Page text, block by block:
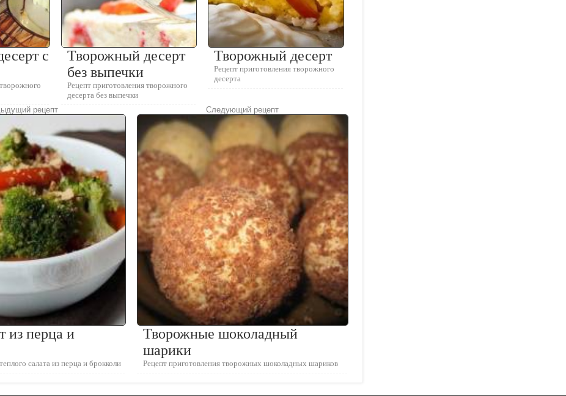
с
Творожный десерт
без выпечки
Рецепт приготовления творожного
десерта без выпечки
Творожный десерт
Рецепт приготовления творожного
десерта
рецепт
из перца и
салата из перца и брокколи
Следующий рецепт
Творожные шоколадный
шарики
Рецепт приготовления творожных шоколадных шариков